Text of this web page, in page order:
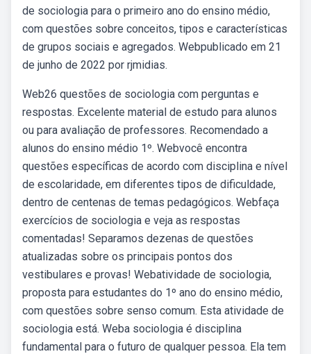
de sociologia para o primeiro ano do ensino médio,
com questões sobre conceitos, tipos e características
de grupos sociais e agregados. Webpublicado em 21
de junho de 2022 por rjmidias.
Web26 questões de sociologia com perguntas e
respostas. Excelente material de estudo para alunos
ou para avaliação de professores. Recomendado a
alunos do ensino médio 1º. Webvocê encontra
questões específicas de acordo com disciplina e nível
de escolaridade, em diferentes tipos de dificuldade,
dentro de centenas de temas pedagógicos. Webfaça
exercícios de sociologia e veja as respostas
comentadas! Separamos dezenas de questões
atualizadas sobre os principais pontos dos
vestibulares e provas! Webatividade de sociologia,
proposta para estudantes do 1º ano do ensino médio,
com questões sobre senso comum. Esta atividade de
sociologia está. Weba sociologia é disciplina
fundamental para o futuro de qualquer pessoa. Ela tem